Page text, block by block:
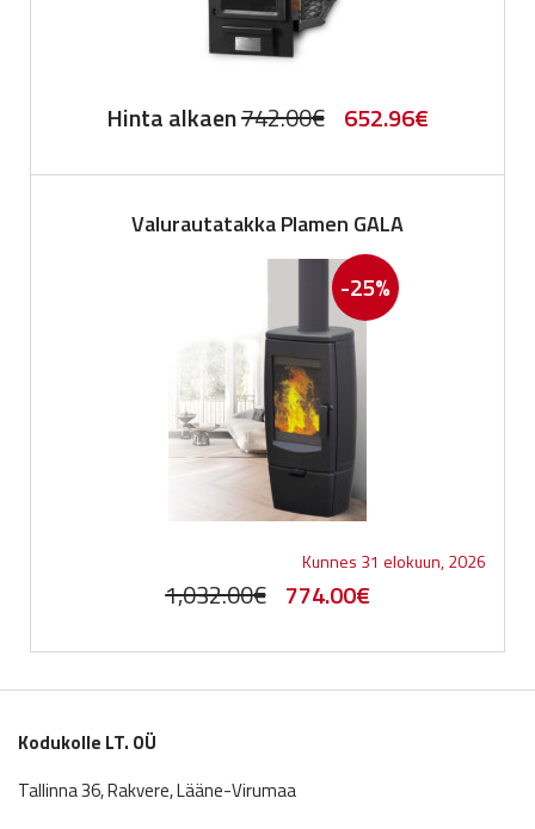
Hinta alkaen742.00€ Original
742.00€.
652.96€Current
Valurautatakka Plamen GALA
-25%
Kunnes 31 elokuun, 2026
1,032.00€ Original
774.00€Current
Kodukolle LT. OÜ
Tallinna 36, Rakvere, Lääne-Virumaa